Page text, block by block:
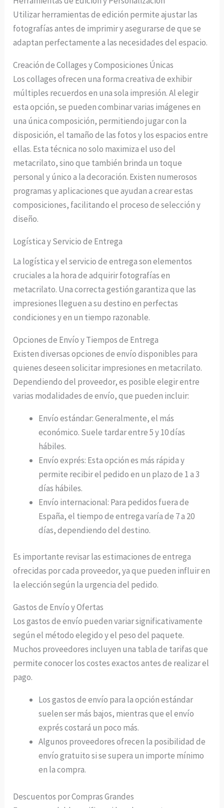
Utilizar herramientas de edición permite ajustar las
fotografías antes de imprimir y asegurarse de que se
adaptan perfectamente a las necesidades del espacio.
Creación de Collages y Composiciones Únicas
Los collages ofrecen una forma creativa de exhibir
múltiples recuerdos en una sola impresión. Al elegir
esta opción, se pueden combinar varias imágenes en
una única composición, permitiendo jugar con la
disposición, el tamaño de las fotos y los espacios entre
ellas. Esta técnica no solo maximiza el uso del
metacrilato, sino que también brinda un toque
personal y único a la decoración. Existen numerosos
programas y aplicaciones que ayudan a crear estas
composiciones, facilitando el proceso de selección y
diseño.
Logística y Servicio de Entrega
La logística y el servicio de entrega son elementos
cruciales a la hora de adquirir fotografías en
metacrilato. Una correcta gestión garantiza que las
impresiones lleguen a su destino en perfectas
condiciones y en un tiempo razonable.
Opciones de Envío y Tiempos de Entrega
Existen diversas opciones de envío disponibles para
quienes deseen solicitar impresiones en metacrilato.
Dependiendo del proveedor, es posible elegir entre
varias modalidades de envío, que pueden incluir:
Envío estándar: Generalmente, el más
económico. Suele tardar entre 5 y 10 días
hábiles.
Envío exprés: Esta opción es más rápida y
permite recibir el pedido en un plazo de 1 a 3
días hábiles.
Envío internacional: Para pedidos fuera de
España, el tiempo de entrega varía de 7 a 20
días, dependiendo del destino.
Es importante revisar las estimaciones de entrega
ofrecidas por cada proveedor, ya que pueden influir en
la elección según la urgencia del pedido.
Gastos de Envío y Ofertas
Los gastos de envío pueden variar significativamente
según el método elegido y el peso del paquete.
Muchos proveedores incluyen una tabla de tarifas que
permite conocer los costes exactos antes de realizar el
pago.
Los gastos de envío para la opción estándar
suelen ser más bajos, mientras que el envío
exprés costará un poco más.
Algunos proveedores ofrecen la posibilidad de
envío gratuito si se supera un importe mínimo
en la compra.
Descuentos por Compras Grandes